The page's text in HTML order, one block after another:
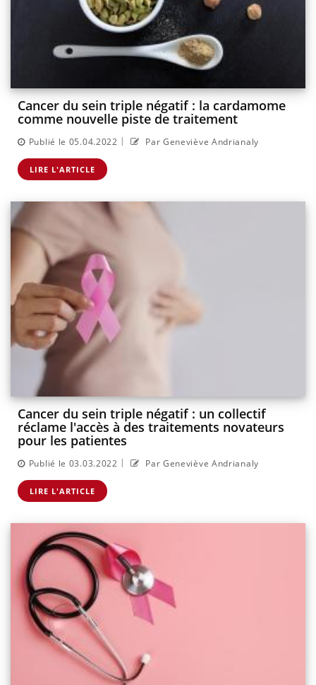
Cancer du sein triple négatif : la cardamome
comme nouvelle piste de traitement
Publié le 05.04.2022 | Par Geneviève Andrianaly
LIRE L'ARTICLE
Cancer du sein triple négatif : un collectif
réclame l'accès à des traitements novateurs
pour les patientes
Publié le 03.03.2022 | Par Geneviève Andrianaly
LIRE L'ARTICLE